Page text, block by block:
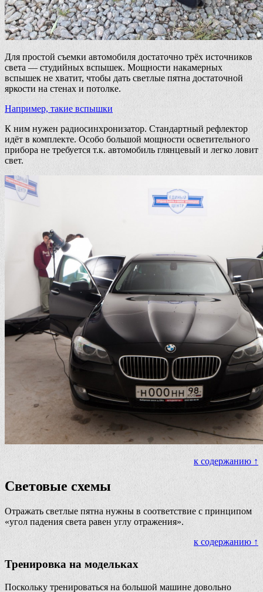
Для простой съемки автомобиля достаточно трёх источников
света — студийных вспышек. Мощности накамерных
вспышек не хватит, чтобы дать светлые пятна достаточной
яркости на стенах и потолке.
Например, такие вспышки
К ним нужен радиосинхронизатор. Стандартный рефлектор
идёт в комплекте. Особо большой мощности осветительного
прибора не требуется т.к. автомобиль глянцевый и легко ловит
свет.
к содержанию ↑
Световые схемы
Отражать светлые пятна нужны в соответствие с принципом
«угол падения света равен углу отражения».
к содержанию ↑
Тренировка на модельках
Поскольку тренироваться на большой машине довольно